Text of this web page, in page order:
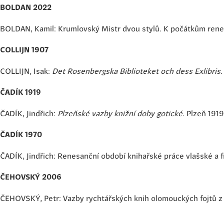
BOLDAN 2022
BOLDAN, Kamil: Krumlovský Mistr dvou stylů. K počátkům
COLLIJN 1907
COLLIJN, Isak: Det Rosenbergska Biblioteket och dess Exlibris
ČADÍK 1919
ČADÍK, Jindřich: Plzeňské vazby knižní doby gotické . Plzeň
ČADÍK 1970
ČADÍK, Jindřich: Renesanční období knihařské práce vlašské a
ČEHOVSKÝ 2006
ČEHOVSKÝ, Petr: Vazby rychtářských knih olomouckých fojtů z